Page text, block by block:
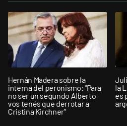
Hernán Madera sobre la
interna del peronismo: "Para
no ser un segundo Alberto
vos tenés que derrotar a
Cristina Kirchner”
la
es